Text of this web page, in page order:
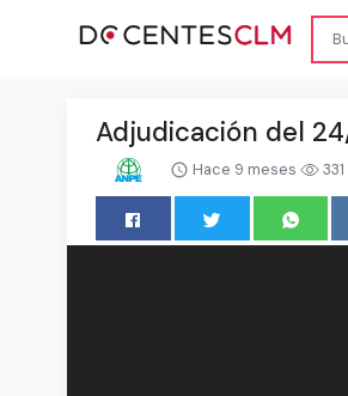
Adjudicación del
Hace 9 meses 331